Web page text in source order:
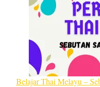
Belajar Thai Melayu –